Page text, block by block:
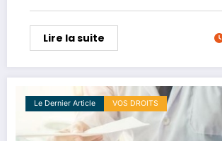
Lire la suite
Le Dernier Article VOS DROITS